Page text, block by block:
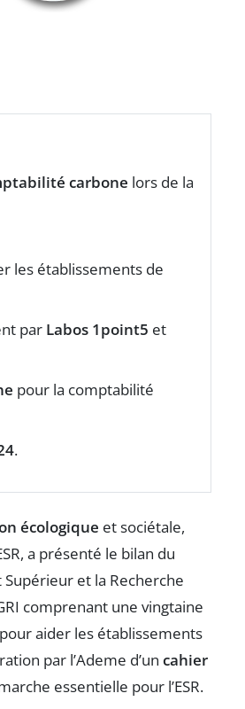
carbone lors de la
les établissements de
par Labos 1point5 et
pour la comptabilité
.
écologique et sociétale,
a présenté le bilan du
Supérieur et la Recherche
comprenant une vingtaine
aider les établissements
par l’Ademe d’un cahier
essentielle pour l’ESR.